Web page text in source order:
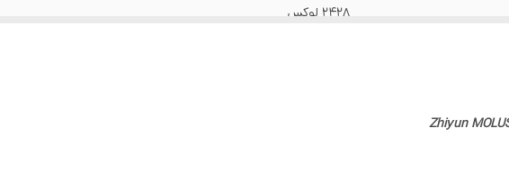
2428 لوکس